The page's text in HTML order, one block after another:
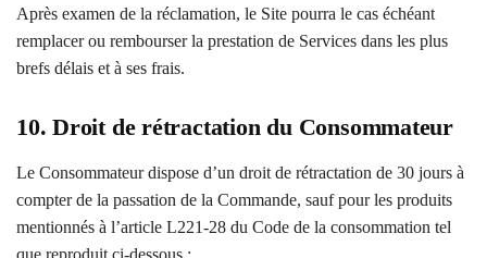
Après examen de la réclamation, le Site pourra le cas échéant
remplacer ou rembourser la prestation de Services dans les plus
brefs délais et à ses frais.
10. Droit de rétractation du Consommateur
Le Consommateur dispose d’un droit de rétractation de 30 jours à
compter de la passation de la Commande, sauf pour les produits
mentionnés à l’article L221-28 du Code de la consommation tel